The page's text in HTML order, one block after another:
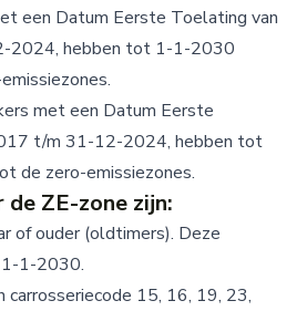
een Datum Eerste Toelating van
2024, hebben tot 1-1-2030
met een Datum Eerste
t/m 31-12-2024, hebben tot
de zero-emissiezones.
ZE-zone zijn:
of ouder (oldtimers). Deze
1-2030.
15, 16, 19, 23,